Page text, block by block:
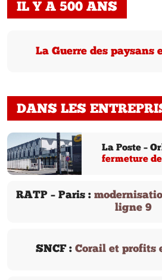
IL Y A 500 ANS
La Guerre des paysans
DANS LES
La Poste –
fermeture
RATP – Paris :
ligne 9
SNCF : Corail et profits